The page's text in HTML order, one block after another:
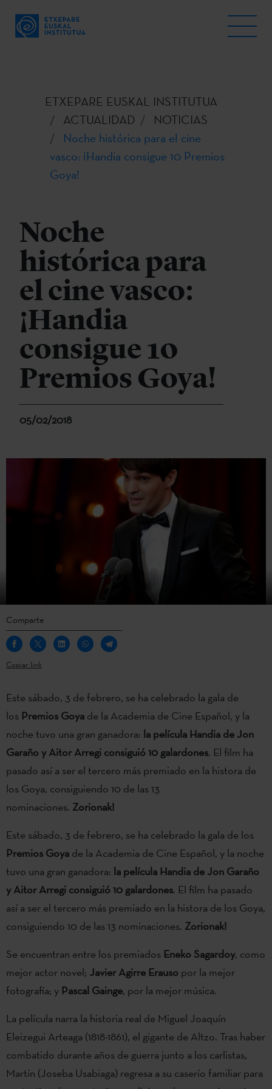
ETXEPARE EUSKAL INSTITUTUA
ACTUALIDAD
NOTICIAS
Noche histórica para el cine
vasco: ¡Handia consigue 10 Premios
Goya!
Noche
histórica para
el cine vasco:
¡Handia
consigue 10
Premios Goya!
05/02/2018
Comparte
Copiar link
Este sábado, 3 de febrero, se ha celebrado la gala de
los Premios Goya de la Academia de Cine Español, y la
noche tuvo una gran ganadora: la película Handia de Jon
Garaño y Aitor Arregi consiguió 10 galardones. El film ha
pasado así a ser el tercero más premiado en la histora de
los Goya, consiguiendo 10 de las 13
nominaciones. Zorionak!
Este sábado, 3 de febrero, se ha celebrado la gala de los
Premios Goya de la Academia de Cine Español, y la noche
tuvo una gran ganadora: la película Handia de Jon Garaño
y Aitor Arregi consiguió 10 galardones. El film ha pasado
así a ser el tercero más premiado en la histora de los Goya,
consiguiendo 10 de las 13 nominaciones. Zorionak!
Se encuentran entre los premiados Eneko Sagardoy, como
mejor actor novel; Javier Agirre Erauso por la mejor
fotografía; y Pascal Gainge, por la mejor música.
La película narra la historia real de Miguel Joaquín
Eleizegui Arteaga (1818-1861), el gigante de Altzo. Tras haber
combatido durante años de guerra junto a los carlistas,
Martín (Joseba Usabiaga) regresa a su caserío familiar para